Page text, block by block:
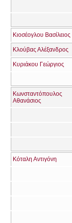
Κιοσέογλου Βασίλειος
Κλούβας Αλέξανδρος
Κυριάκου Γεώργιος
Κωνσταντόπουλος
Αθανάσιος
Κόταλη Αντιγόνη